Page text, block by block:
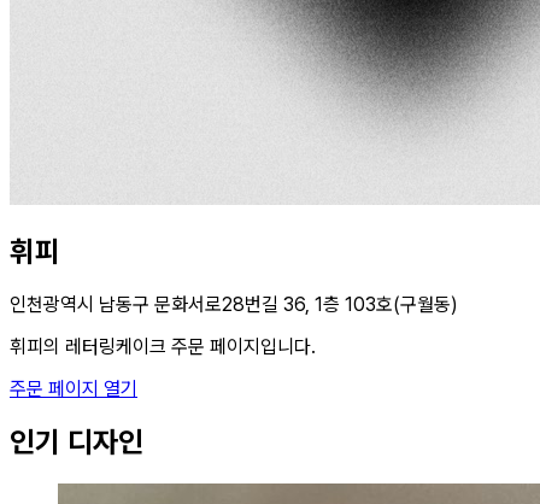
휘피
인천광역시 남동구 문화서로28번길 36, 1층 103호(구월동)
휘피의 레터링케이크 주문 페이지입니다.
주문 페이지 열기
인기 디자인